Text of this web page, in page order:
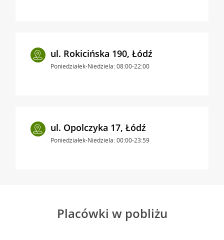
ul. Rokicińska 190, Łódź
Poniedziałek-Niedziela: 08:00-22:00
ul. Opolczyka 17, Łódź
Poniedziałek-Niedziela: 00:00-23:59
Placówki w pobliżu